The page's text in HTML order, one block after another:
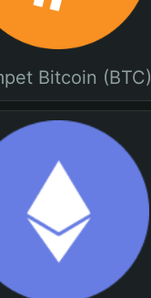
Bitcoin (BTC)